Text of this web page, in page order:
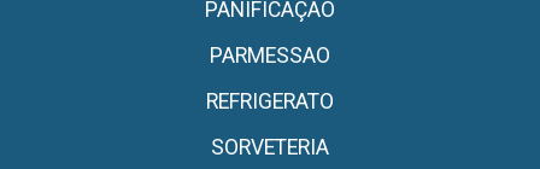
PANIFICAÇÃO
PARMESSAO
REFRIGERATO
SORVETERIA